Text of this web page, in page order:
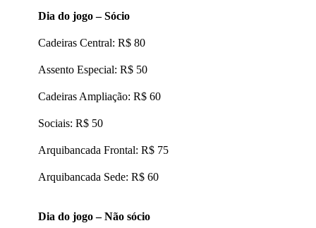
Dia do jogo – Sócio
Cadeiras Central: R$ 80
Assento Especial: R$ 50
Cadeiras Ampliação: R$ 60
Sociais: R$ 50
Arquibancada Frontal: R$ 75
Arquibancada Sede: R$ 60
Dia do jogo – Não sócio